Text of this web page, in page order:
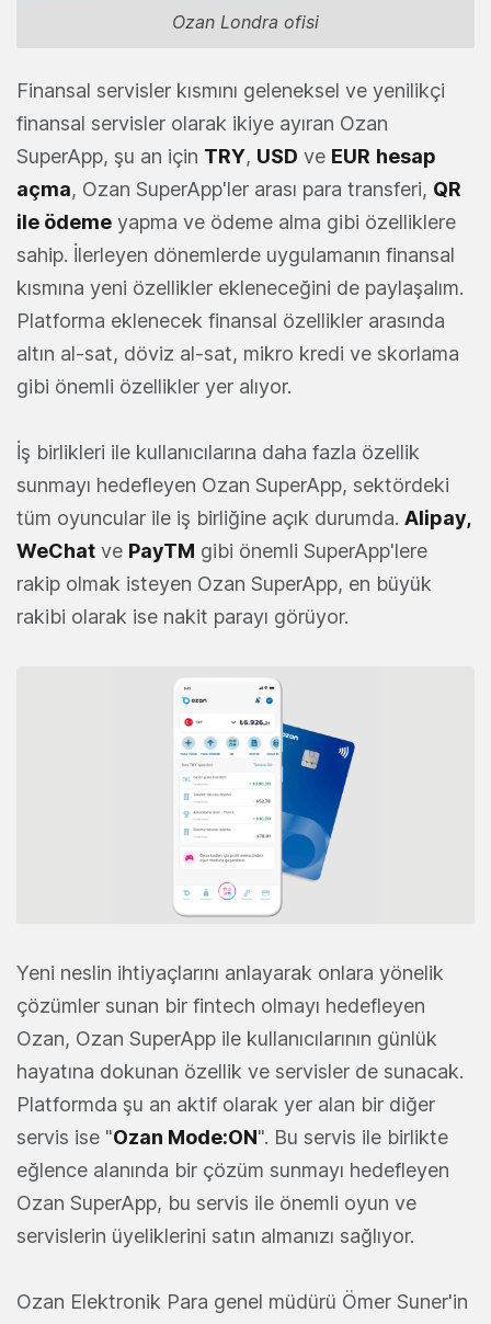
Ozan Londra ofisi
Finansal servisler kısmını geleneksel ve yenilikçi
finansal servisler olarak ikiye ayıran Ozan
SuperApp, şu an için TRY, USD ve EUR hesap
açma, Ozan SuperApp'ler arası para transferi, QR
ile ödeme yapma ve ödeme alma gibi özelliklere
sahip. İlerleyen dönemlerde uygulamanın finansal
kısmına yeni özellikler ekleneceğini de paylaşalım.
Platforma eklenecek finansal özellikler arasında
altın al-sat, döviz al-sat, mikro kredi ve skorlama
gibi önemli özellikler yer alıyor.
İş birlikleri ile kullanıcılarına daha fazla özellik
sunmayı hedefleyen Ozan SuperApp, sektördeki
tüm oyuncular ile iş birliğine açık durumda. Alipay,
WeChat ve PayTM gibi önemli SuperApp'lere
rakip olmak isteyen Ozan SuperApp, en büyük
rakibi olarak ise nakit parayı görüyor.
Yeni neslin ihtiyaçlarını anlayarak onlara yönelik
çözümler sunan bir fintech olmayı hedefleyen
Ozan, Ozan SuperApp ile kullanıcılarının günlük
hayatına dokunan özellik ve servisler de sunacak.
Platformda şu an aktif olarak yer alan bir diğer
servis ise "Ozan Mode:ON". Bu servis ile birlikte
eğlence alanında bir çözüm sunmayı hedefleyen
Ozan SuperApp, bu servis ile önemli oyun ve
servislerin üyeliklerini satın almanızı sağlıyor.
Ozan Elektronik Para genel müdürü Ömer Suner'in